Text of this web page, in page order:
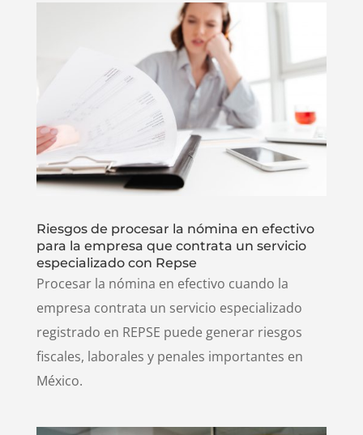
Riesgos de procesar la nómina en efectivo
para la empresa que contrata un servicio
especializado con Repse
Procesar la nómina en efectivo cuando la
empresa contrata un servicio especializado
registrado en REPSE puede generar riesgos
fiscales, laborales y penales importantes en
México.